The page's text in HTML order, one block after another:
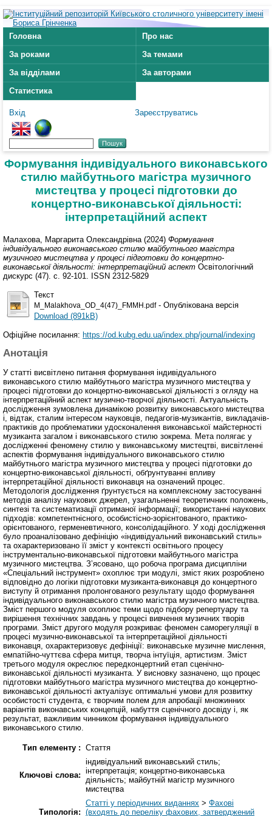
Головна
Про нас
За роками
За темами
За відділами
За авторами
Статистика
Вхід Зареєструватись
Формування індивідуального виконавського
стилю майбутнього магістра музичного
мистецтва у процесі підготовки до
концертно-виконавської діяльності:
інтерпретаційний аспект
Малахова, Маргарита Олександрівна (2024) Формування
індивідуального виконавського стилю майбутнього магістра
музичного мистецтва у процесі підготовки до концертно-
виконавської діяльності: інтерпретаційний аспект Освітологічний
дискурс (47). с. 92-101. ISSN 2312-5829
Текст
M_Malakhova_OD_4(47)_FMMH.pdf- Опублікована версія
Download (891kB)
Офіційне посилання: https://od.kubg.edu.ua/index.php/journal/indexing
Анотація
У статті висвітлено питання формування індивідуального
виконавського стилю майбутнього магістра музичного мистецтва у
процесі підготовки до концертно-виконавської діяльності з огляду на
інтерпретаційний аспект музично-творчої діяльності. Актуальність
дослідження зумовлена динамікою розвитку виконавського мистецтва
і, відтак, сталим інтересом науковців, педагогів-музикантів, викладачів-
практиків до проблематики удосконалення виконавської майстерності
музиканта загалом і виконавського стилю зокрема. Мета полягає у
дослідженні феномену стилю у виконавському мистецтві, висвітленні
аспектів формування індивідуального виконавського стилю
майбутнього магістра музичного мистецтва у процесі підготовки до
концертно-виконавської діяльності, обґрунтуванні впливу
інтерпретаційної діяльності виконавця на означений процес.
Методологія дослідження ґрунтується на комплексному застосуванні
методів аналізу наукових джерел, узагальненні теоретичних положень,
синтезі та систематизації отриманої інформації; використанні наукових
підходів: компетентнісного, особистісно-зорієнтованого, практико-
орієнтованого, герменевтичного, консолідаційного. У ході дослідження
було проаналізовано дефініцію «індивідуальний виконавський стиль»
та охарактеризовано її зміст у контексті освітнього процесу
інструментально-виконавської підготовки майбутнього магістра
музичного мистецтва. Зʼясовано, що робоча програма дисципліни
«Спеціальний інструмент» охоплює три модулі, зміст яких розроблено
відповідно до логіки підготовки музиканта-виконавця до концертного
виступу й отримання пролонгованого результату щодо формування
індивідуального виконавського стилю магістра музичного мистецтва.
Зміст першого модуля охоплює теми щодо підбору репертуару та
вирішення технічних завдань у процесі вивчення музичних творів
програми. Зміст другого модуля розкриває феномен саморегуляції в
процесі музично-виконавської та інтерпретаційної діяльності
виконавця, охарактеризовує дефініції: виконавське музичне мислення,
емпатійно-чуттєва сфера митця, творча інтуїція, артистизм. Зміст
третього модуля окреслює передконцертний етап сценічно-
виконавської діяльності музиканта. У висновку зазначено, що процес
підготовки майбутнього магістра музичного мистецтва до концертно-
виконавської діяльності актуалізує оптимальні умови для розвитку
особистості студента, є творчим полем для апробації множинних
варіантів виконавських концепцій, набуття сценічного досвіду і, як
результат, важливим чинником формування індивідуального
виконавського стилю.
Тип елементу : Стаття
Ключові слова:
індивідуальний виконавський стиль;
інтерпретація; концертно-виконавська
діяльність; майбутній магістр музичного
мистецтва
Типологія:
Статті у періодичних виданнях > Фахові
(входять до переліку фахових, затверджений